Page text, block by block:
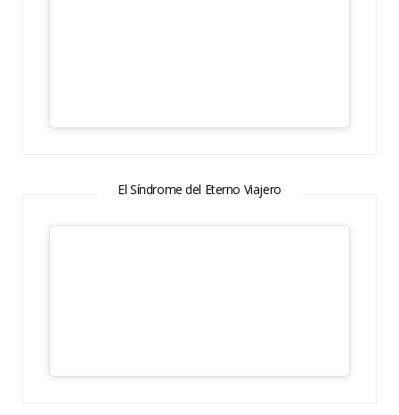
El Síndrome del Eterno Viajero